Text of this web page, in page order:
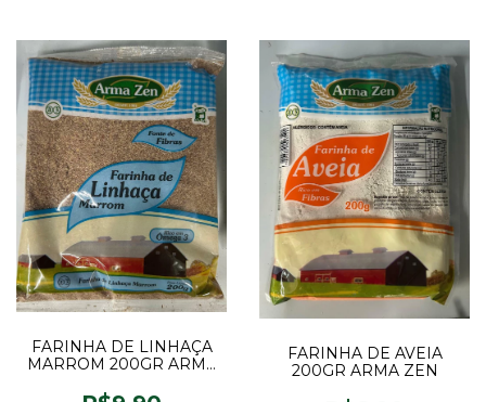
FARINHA DE LINHAÇA
MARROM 200GR ARMA
FARINHA DE AVEIA
200GR ARMA ZEN